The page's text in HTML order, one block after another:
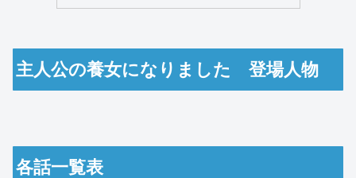
主人公の養女になりました 登場人物
各話一覧表